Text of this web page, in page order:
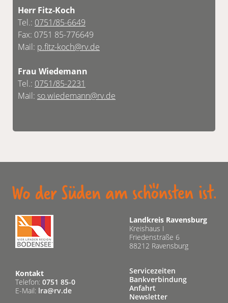
Herr Fitz-Koch
Tel.: 0751/85-6649
Fax: 0751 85-776649
Mail: p.fitz-koch@rv.de
Frau Wiedemann
Tel.: 0751/85-2231
Mail: so.wiedemann@rv.de
Landkreis Ravensburg
Kreishaus I
Friedenstraße 6
88212 Ravensburg
Kontakt
Telefon: 0751 85-0
E-Mail: lra@rv.de
Servicezeiten
Bankverbindung
Anfahrt
Newsletter